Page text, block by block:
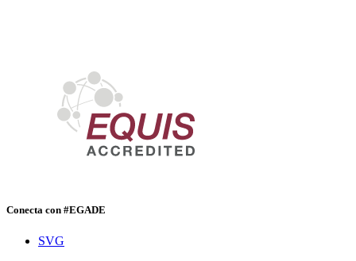
Conecta con #EGADE
SVG